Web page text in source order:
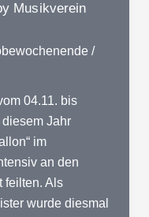
Musikverein
/
04.11. bis
Jahr
im
an den
feilten. Als
wurde diesmal